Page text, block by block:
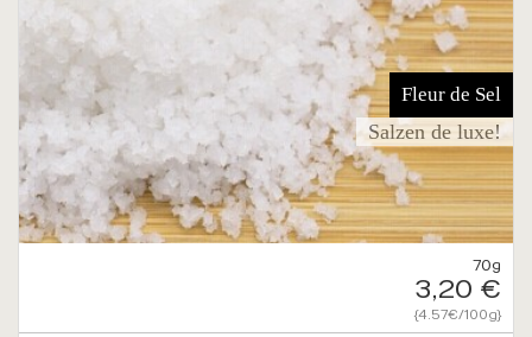
Fleur de Sel
Salzen de luxe!
70g
3,20 €
{4.57€/100g}